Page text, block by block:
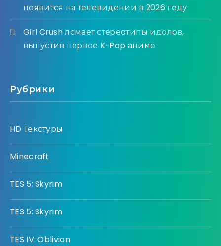
появится на телевидении в 2026 году
Girl Crush ломает стереотипы идолов,
выпустив первое K-Pop аниме
Рубрики
HD Текстуры
Minecraft
TES 5: Skyrim
TES 5: Skyrim
TES IV: Oblivion